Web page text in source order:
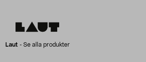
Laut - Se alla produkter